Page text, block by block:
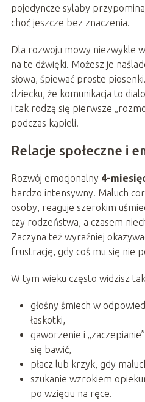
pojedyncze sylaby
choć jeszcze bez znaczenia.
Dla rozwoju mowy niezwykle
na te dźwięki. Możesz je
słowa, śpiewać proste
dziecku, że komunikacja to
i tak rodzą się pierwsze
podczas kąpieli.
Relacje społeczne i
Rozwój emocjonalny 4-
bardzo intensywny. Maluch
osoby, reaguje szerokim
czy rodzeństwa, a czasem
Zaczyna też wyraźniej
frustrację, gdy coś mu się nie
W tym wieku często widzisz
głośny śmiech w
łaskotki,
gaworzenie i
się bawić,
płacz lub krzyk, gdy
szukanie wzrokiem
po wzięciu na ręce.